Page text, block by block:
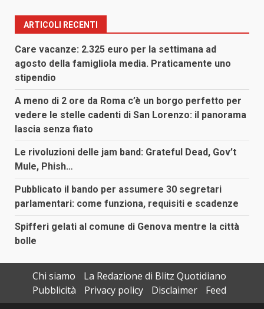
ARTICOLI RECENTI
Care vacanze: 2.325 euro per la settimana ad
agosto della famigliola media. Praticamente uno
stipendio
A meno di 2 ore da Roma c’è un borgo perfetto per
vedere le stelle cadenti di San Lorenzo: il panorama
lascia senza fiato
Le rivoluzioni delle jam band: Grateful Dead, Gov’t
Mule, Phish…
Pubblicato il bando per assumere 30 segretari
parlamentari: come funziona, requisiti e scadenze
Spifferi gelati al comune di Genova mentre la città
bolle
Chi siamo
La Redazione di Blitz Quotidiano
Pubblicità
Privacy policy Disclaimer Feed